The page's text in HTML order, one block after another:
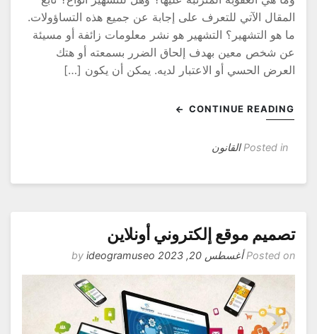
الآتي للتعرف على إجابة عن جميع هذه التساؤولات.
هو التشهير؟ التشهير هو نشر معلومات زائفة أو مسيئة
شخص معين بهدف إلحاق الضرر بسمعته أو هتك
الحسي أو الاعتبار لديه. يمكن أن يكون […]
CONTINUE
Posted in القانون
موقع إلكتروني أونلاين
Posted أغسطس 20, 2023 by
ideogramuseo